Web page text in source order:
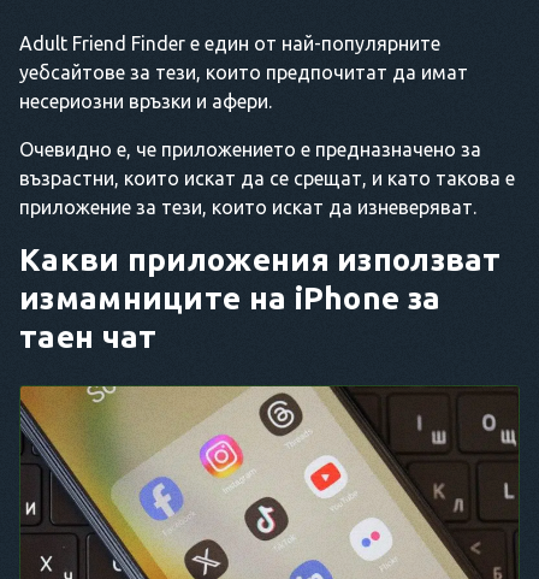
Adult Friend Finder е един от най-популярните
уебсайтове за тези, които предпочитат да имат
несериозни връзки и афери.
Очевидно е, че приложението е предназначено за
възрастни, които искат да се срещат, и като такова е
приложение за тези, които искат да изневеряват.
Какви приложения използват
измамниците на iPhone за
таен чат